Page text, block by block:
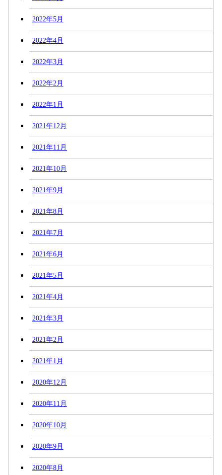
2022年5月
2022年4月
2022年3月
2022年2月
2022年1月
2021年12月
2021年11月
2021年10月
2021年9月
2021年8月
2021年7月
2021年6月
2021年5月
2021年4月
2021年3月
2021年2月
2021年1月
2020年12月
2020年11月
2020年10月
2020年9月
2020年8月